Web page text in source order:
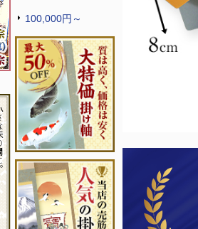
100,000円～